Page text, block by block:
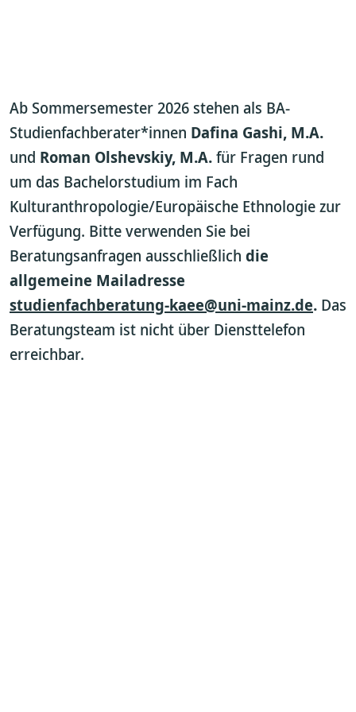
Ab Sommersemester 2026 stehen als BA-
Studienfachberater*innen Dafina Gashi, M.A.
und Roman Olshevskiy, M.A.für Fragen rund
um das Bachelorstudium im Fach
Kulturanthropologie/Europäische Ethnologie zur
Verfügung. Bitte verwenden Sie bei
Beratungsanfragen ausschließlich die
allgemeine Mailadresse
studienfachberatung-kaee@uni-mainz.de. Das
Beratungsteam ist nicht über Diensttelefon
erreichbar.